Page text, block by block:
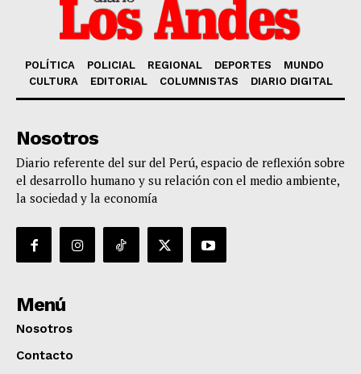
POLÍTICA POLICIAL REGIONAL DEPORTES
MUNDO
CULTURA
EDITORIAL COLUMNISTAS DIARIO DIGITAL
Nosotros
Diario referente del sur del Perú, espacio de reflexión sobre
el desarrollo humano y su relación con el medio ambiente,
la sociedad y la economía
Menú
Nosotros
Contacto